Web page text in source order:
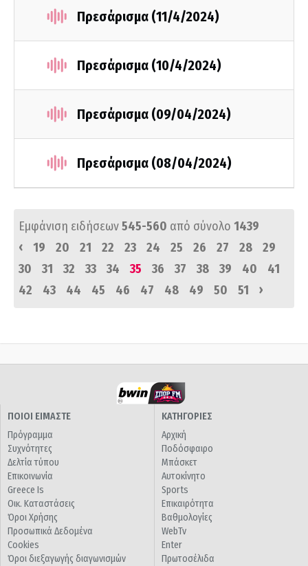
Πρεσάρισμα (11/4/2024)
Πρεσάρισμα (10/4/2024)
Πρεσάρισμα (09/04/2024)
Πρεσάρισμα (08/04/2024)
Εμφάνιση ειδήσεων545-560 από σύνολο 1439
‹
19 20 21 22 23 24 25 26 27 28
29
30
31 32 33 34 35 36 37 38 39 40
41
42
43 44 45 46 47 48 49 50 51 ›
ΠΟΙΟΙ ΕΙΜΑΣΤΕ
Πρόγραμμα
Συχνότητες
Δελτία τύπου
Επικοινωνία
Greece Is
Οικ. Καταστάσεις
Όροι Χρήσης
Προσωπικά Δεδομένα
Cookies
Όροι διεξαγωγής διαγωνισμών
ΚΑΤΗΓΟΡΙΕΣ
Αρχική
Ποδόσφαιρο
Μπάσκετ
Αυτοκίνητο
Sports
Επικαιρότητα
Βαθμολογίες
WebTv
Enter
Πρωτοσέλιδα